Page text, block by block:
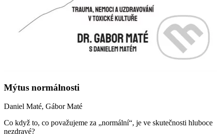
Mýtus normálnosti
Daniel Maté, Gábor Maté
Co když to, co považujeme za „normální“, je ve skutečnosti hluboce
nezdravé?